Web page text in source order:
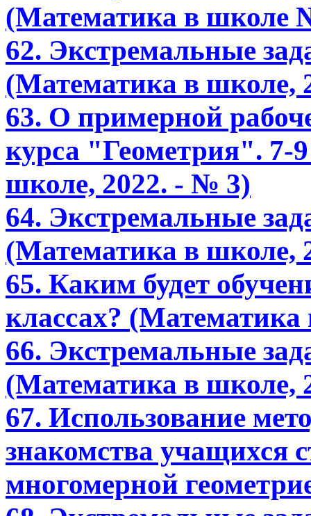
(Математика в школе
62. Экстремальные
(Математика в школе,
63. О примерной
курса "Геометрия". 7-
школе, 2022. - № 3)
64. Экстремальные
(Математика в школе,
65. Каким будет
классах?
66. Экстремальные
(Математика в школе,
67. Использование
знакомства учащихся
многомерной